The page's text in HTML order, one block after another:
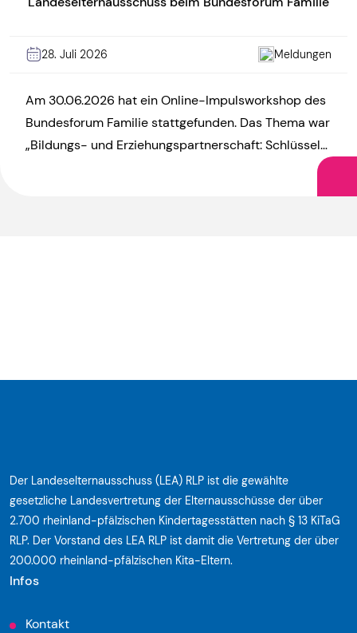
28. Juli 2026 Meldungen
Am 30.06.2026 hat ein Online-Impulsworkshop des
Bundesforum Familie stattgefunden. Das Thema war
„Bildungs- und Erziehungspartnerschaft: Schlüssel
Der Landeselternausschuss (LEA) RLP ist die gewählte
gesetzliche Landesvertretung der Elternausschüsse der über
2.700 rheinland-pfälzischen Kindertagesstätten nach § 13 KiTaG
RLP. Der Vorstand des LEA RLP ist damit die Vertretung der über
200.000 rheinland-pfälzischen Kita-Eltern.
Infos
Kontakt